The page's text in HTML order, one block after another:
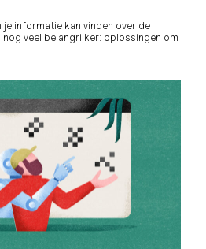
je informatie kan vinden over de
veel belangrijker: oplossingen om